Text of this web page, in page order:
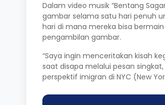
Dalam video musik “Bentang
gambar selama satu hari penuh
hari di mana mereka bisa
pengambilan gambar.
“Saya ingin menceritakan kisah
saat disapa melalui pesan
perspektif imigran di NYC (New